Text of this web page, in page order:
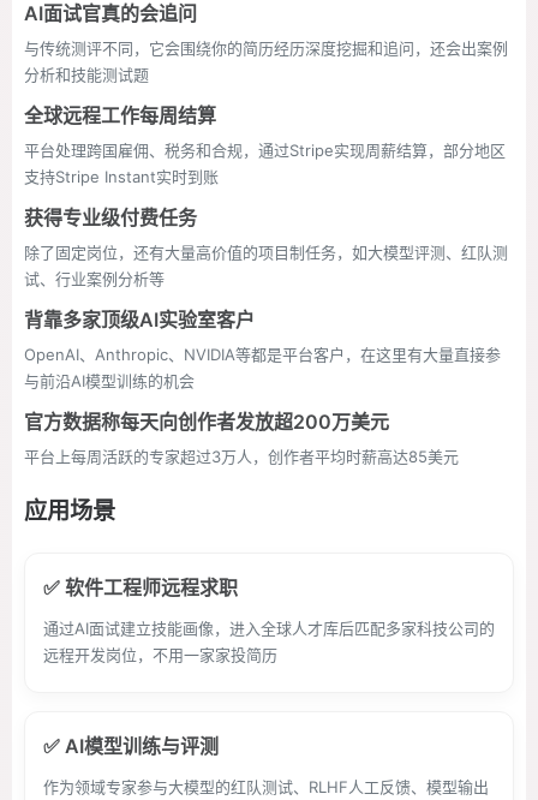
AI面试官真的会追问
与传统测评不同，它会围绕你的简历经历深度挖掘和追问，还会出案例
分析和技能测试题
全球远程工作每周结算
平台处理跨国雇佣、税务和合规，通过Stripe实现周薪结算，部分地区
支持Stripe Instant实时到账
获得专业级付费任务
除了固定岗位，还有大量高价值的项目制任务，如大模型评测、红队测
试、行业案例分析等
背靠多家顶级AI实验室客户
OpenAI、Anthropic、NVIDIA等都是平台客户，在这里有大量直接参
与前沿AI模型训练的机会
官方数据称每天向创作者发放超200万美元
平台上每周活跃的专家超过3万人，创作者平均时薪高达85美元
应用场景
✅ 软件工程师远程求职
通过AI面试建立技能画像，进入全球人才库后匹配多家科技公司的
远程开发岗位，不用一家家投简历
✅ AI模型训练与评测
作为领域专家参与大模型的红队测试、RLHF人工反馈、模型输出